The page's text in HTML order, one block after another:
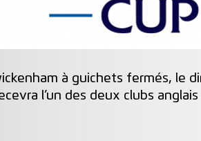
à guichets fermés, le
l’un des deux clubs